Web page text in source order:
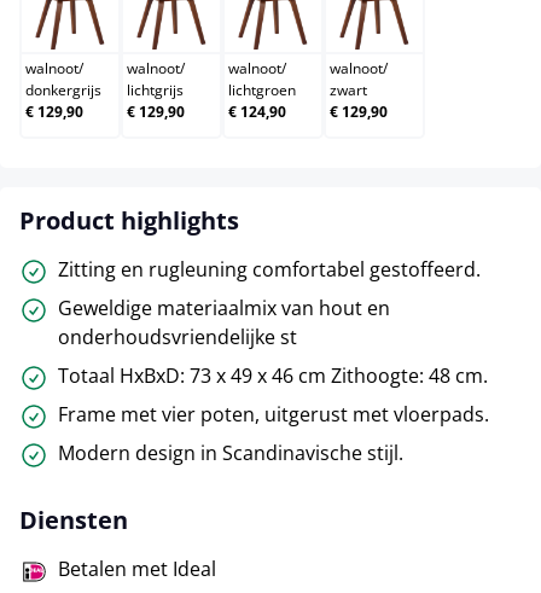
walnoot/donkergrijs
walnoot/
donkergrijs
€ 129,90
walnoot/lichtgrijs
walnoot/
lichtgrijs
€ 129,90
walnoot/lichtgroen
walnoot/
lichtgroen
€ 124,90
walnoot/zwart
walnoot/
zwart
€ 129,90
Product highlights
Zitting en rugleuning comfortabel gestoffeerd.
Geweldige materiaalmix van hout en
onderhoudsvriendelijke st
Totaal HxBxD: 73 x 49 x 46 cm Zithoogte: 48 cm.
Frame met vier poten, uitgerust met vloerpads.
Modern design in Scandinavische stijl.
Diensten
Betalen met Ideal